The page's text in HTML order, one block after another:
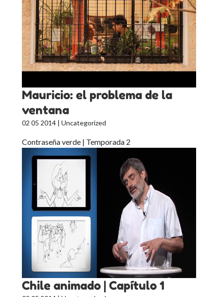
Mauricio: el problema de la
ventana
02 05 2014| Uncategorized
Contraseña verde | Temporada 2
Chile animado | Capítulo 1